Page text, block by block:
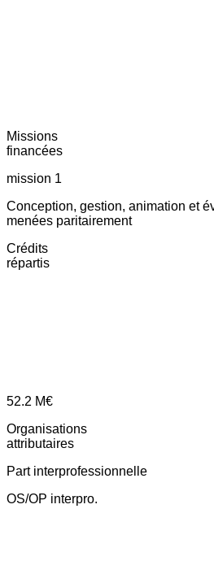
Missions
financées
mission 1
Conception, gestion, animation et
menées paritairement
Crédits
répartis
52.2 M€
Organisations
attributaires
Part interprofessionnelle
OS/OP interpro.